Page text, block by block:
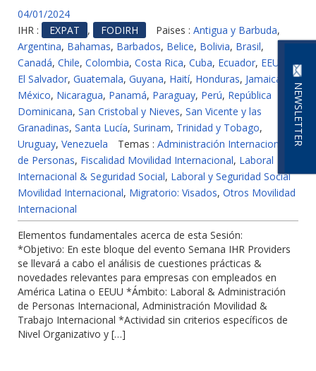
NEWSLETTER
04/01/2024
IHR :
EXPAT , FODIRH Paises : Antigua y Barbuda,
Argentina, Bahamas, Barbados, Belice, Bolivia, Brasil,
Canadá, Chile, Colombia, Costa Rica, Cuba, Ecuador, EEUU
El Salvador, Guatemala, Guyana, Haití, Honduras, Jamaica
México, Nicaragua, Panamá, Paraguay, Perú, República
Dominicana, San Cristobal y Nieves, San Vicente y las
Granadinas, Santa Lucía, Surinam, Trinidad y Tobago,
Uruguay, Venezuela Temas : Administración Internacional
de Personas, Fiscalidad Movilidad Internacional, Laboral
Internacional & Seguridad Social, Laboral y Seguridad Social
Movilidad Internacional, Migratorio: Visados, Otros Movilidad
Internacional
Elementos fundamentales acerca de esta Sesión:
*Objetivo: En este bloque del evento Semana IHR Providers
se llevará a cabo el análisis de cuestiones prácticas &
novedades relevantes para empresas con empleados en
América Latina o EEUU *Ámbito: Laboral & Administración
de Personas Internacional, Administración Movilidad &
Trabajo Internacional *Actividad sin criterios específicos de
Nivel Organizativo y […]